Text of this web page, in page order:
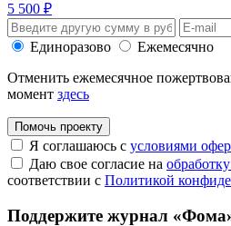
5 500 ₽
Единоразово
Ежемесячно
Отменить ежемесячное
момент здесь
Помочь проекту
Я соглашаюсь с условиями
Даю свое согласие на
соответствии с Политикой
Поддержите журнал